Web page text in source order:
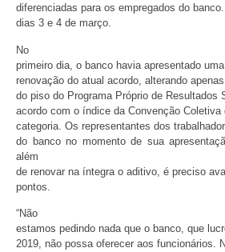
diferenciadas para os empregados do
dias 3 e 4 de março.
No
primeiro dia, o banco havia apresentado
renovação do atual acordo, alterando
do piso do Programa Próprio de Resultados
acordo com o índice da Convenção Coletiva
categoria. Os representantes dos
do banco no momento de sua
além
de renovar na íntegra o aditivo, é preciso
pontos.
“Não
estamos pedindo nada que o banco, que
2019, não possa oferecer aos funcionários.